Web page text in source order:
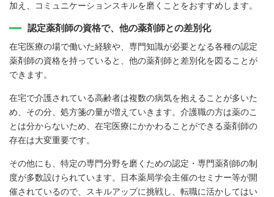
加え、コミュニケーションスキルを磨くことをおすすめします。
認定薬剤師の資格で、他の薬剤師との差別化
在宅医療の場で働いた経験や、専門知識が必要となる各種の認定
薬剤師の資格を持っていると、他の薬剤師と差別化を図ることが
できます。
在宅で介護されている高齢者は複数の病気を抱えることが多いた
め、その分、処方箋の量が増えていきます。介護職の方は薬のこ
とは分からないため、在宅医療にかかわることができる薬剤師の
存在は大変重要です。
その他にも、特定の専門分野を磨くための認定・専門薬剤師の制
度が多数設けられています。日本薬局学会主催のセミナー等が開
催されているので、スキルアップに挑戦し、転職に活かしてはい